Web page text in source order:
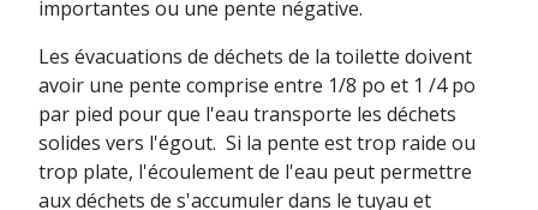
importantes ou une pente négative.
Les évacuations de déchets de la toilette doivent
avoir une pente comprise entre 1/8 po et 1 /4 po
par pied pour que l'eau transporte les déchets
solides vers l'égout. Si la pente est trop raide ou
trop plate, l'écoulement de l'eau peut permettre
aux déchets de s'accumuler dans le tuyau et